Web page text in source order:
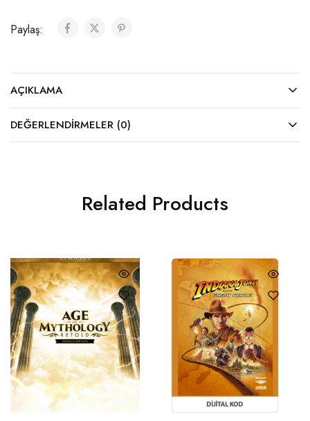
Paylaş:
AÇIKLAMA
DEĞERLENDIRMELER (0)
Related Products